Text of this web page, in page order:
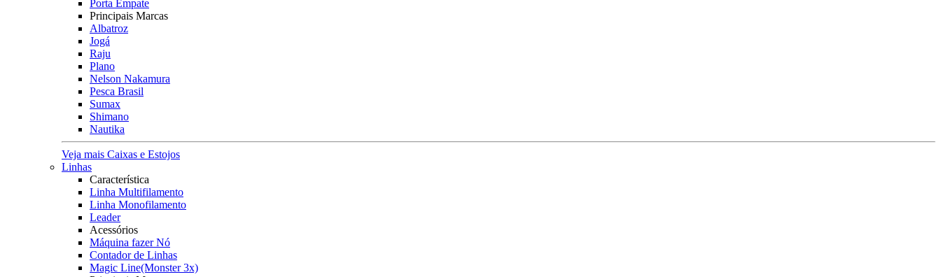
Porta Empate
Principais Marcas
Albatroz
Jogá
Raju
Plano
Nelson Nakamura
Pesca Brasil
Sumax
Shimano
Nautika
Veja mais Caixas e Estojos
Linhas
Característica
Linha Multifilamento
Linha Monofilamento
Leader
Acessórios
Máquina fazer Nó
Contador de Linhas
Magic Line(Monster 3x)